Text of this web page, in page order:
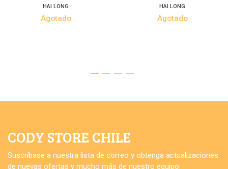
HAI LONG
Agotado
HAI LONG
Agotado
CODY STORE CHILE
Suscríbase a nuestra lista de correo y obtenga actualizaciones
de nuevas ofertas y mucho más de nuestro equipo.